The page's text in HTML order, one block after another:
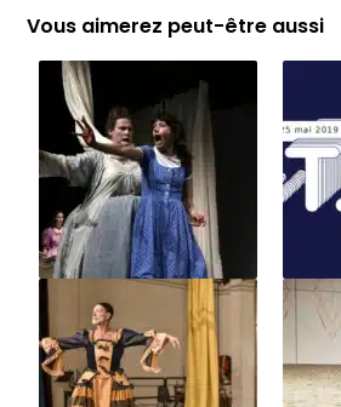
Vous aimerez peut-être aussi